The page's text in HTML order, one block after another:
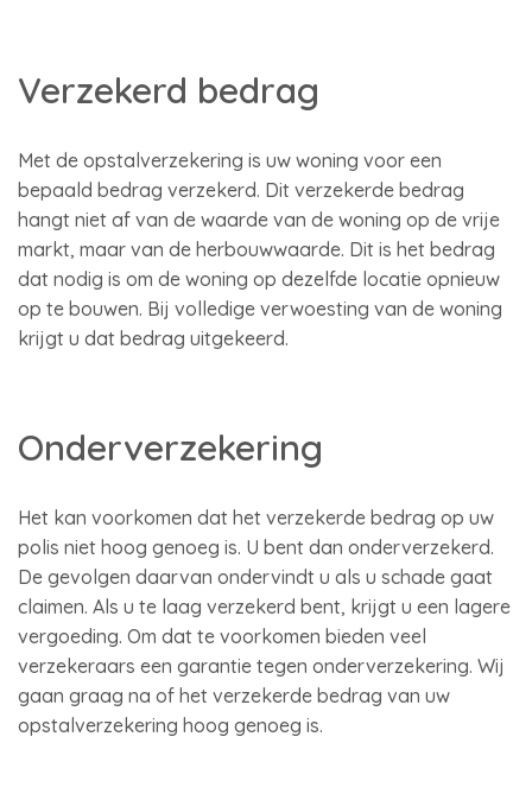
Verzekerd bedrag
Met de opstalverzekering is uw woning voor een
bepaald bedrag verzekerd. Dit verzekerde bedrag
hangt niet af van de waarde van de woning op de vrije
markt, maar van de herbouwwaarde. Dit is het bedrag
dat nodig is om de woning op dezelfde locatie opnieuw
op te bouwen. Bij volledige verwoesting van de woning
krijgt u dat bedrag uitgekeerd.
Onderverzekering
Het kan voorkomen dat het verzekerde bedrag op uw
polis niet hoog genoeg is. U bent dan onderverzekerd.
De gevolgen daarvan ondervindt u als u schade gaat
claimen. Als u te laag verzekerd bent, krijgt u een lagere
vergoeding. Om dat te voorkomen bieden veel
verzekeraars een garantie tegen onderverzekering. Wij
gaan graag na of het verzekerde bedrag van uw
opstalverzekering hoog genoeg is.